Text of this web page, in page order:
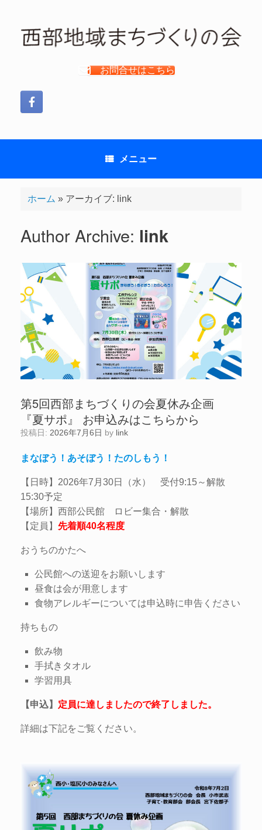
お問合せはこちら
メニュー
ホーム » アーカイブ: link
Author Archive: link
第5回西部まちづくりの会夏休み企画
『夏サポ』 お申込みはこちらから
投稿日: 2026年7月6日 by link
まなぼう！あそぼう！たのしもう！
【日時】2026年7月30日（水） 受付9:15～解散
15:30予定
【場所】西部公民館 ロビー集合・解散
【定員】 先着順40名程度
おうちのかたへ
公民館への送迎をお願いします
昼食は会が用意します
食物アレルギーについては申込時に申告ください
持ちもの
飲み物
手拭きタオル
学習用具
【申込】 定員に達しましたので終了しました。
詳細は下記をご覧ください。